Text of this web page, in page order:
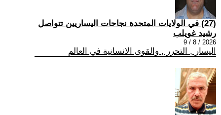
(27) في الولايات المتحدة نجاحات اليساريين تتواصل
رشيد غويلب
2026 / 8 / 9
اليسار , التحرر , والقوى الانسانية في العالم